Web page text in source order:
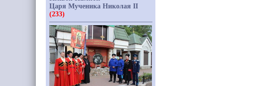
Царя Мученика Николая II
(233)